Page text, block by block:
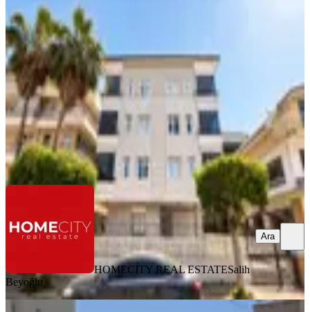
Alanya, Kızlar Pınarı Mahallesi
2+1·105 m²·2. Kat·01.07.2026
32.000 ₺
HOMECITY REAL ESTATE
Ara
HOMECITY REAL ESTATESalih
Beyoğlu
Ara
BALKONLU